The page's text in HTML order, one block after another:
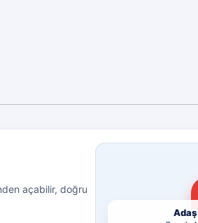
açabilir, doğru
Adaş